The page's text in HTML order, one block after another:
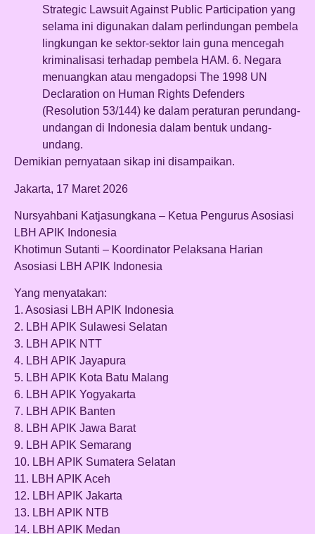
Strategic Lawsuit Against Public Participation yang
selama ini digunakan dalam perlindungan pembela
lingkungan ke sektor-sektor lain guna mencegah
kriminalisasi terhadap pembela HAM. 6. Negara
menuangkan atau mengadopsi The 1998 UN
Declaration on Human Rights Defenders
(Resolution 53/144) ke dalam peraturan perundang-
undangan di Indonesia dalam bentuk undang-
undang.
Demikian pernyataan sikap ini disampaikan.
Jakarta, 17 Maret 2026
Nursyahbani Katjasungkana – Ketua Pengurus Asosiasi
LBH APIK Indonesia
Khotimun Sutanti – Koordinator Pelaksana Harian
Asosiasi LBH APIK Indonesia
Yang menyatakan:
1. Asosiasi LBH APIK Indonesia
2. LBH APIK Sulawesi Selatan
3. LBH APIK NTT
4. LBH APIK Jayapura
5. LBH APIK Kota Batu Malang
6. LBH APIK Yogyakarta
7. LBH APIK Banten
8. LBH APIK Jawa Barat
9. LBH APIK Semarang
10. LBH APIK Sumatera Selatan
11. LBH APIK Aceh
12. LBH APIK Jakarta
13. LBH APIK NTB
14. LBH APIK Medan